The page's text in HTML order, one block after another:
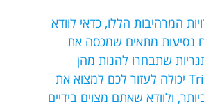
המרהיבות הללו, כדאי לוודא
נסיעות מתאים שמכסה את
שתבחרו להנות מהן
באירלנד. Trippy יכולה לעזור לכם למצוא את
ולוודא שאתם מצוים בידיים